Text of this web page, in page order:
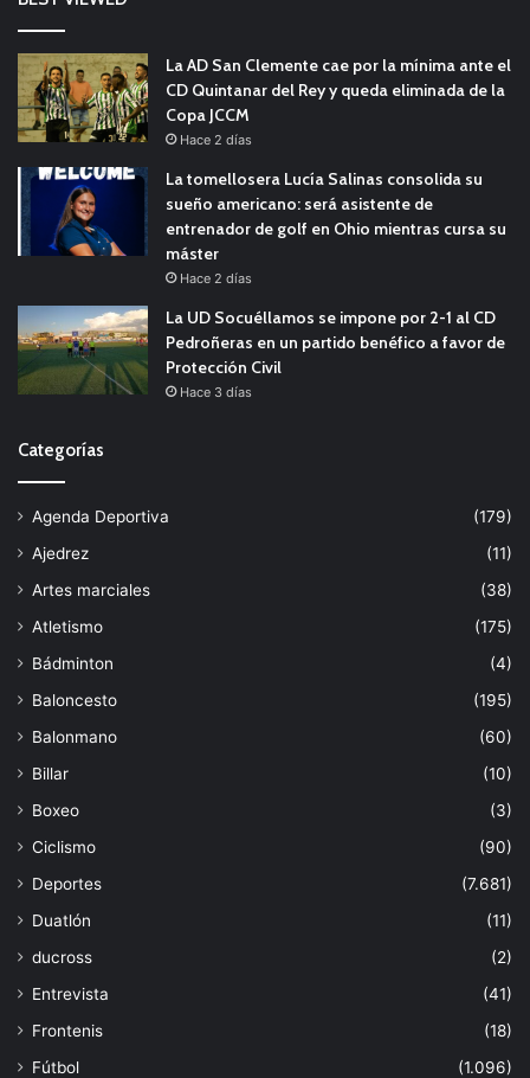
La AD San Clemente cae por la mínima ante el
CD Quintanar del Rey y queda eliminada de la
Copa JCCM
Hace 2 días
La tomellosera Lucía Salinas consolida su
sueño americano: será asistente de
entrenador de golf en Ohio mientras cursa su
máster
Hace 2 días
La UD Socuéllamos se impone por 2-1 al CD
Pedroñeras en un partido benéfico a favor de
Protección Civil
Hace 3 días
Categorías
Agenda Deportiva
(179)
Ajedrez
(11)
Artes marciales
(38)
Atletismo
(175)
Bádminton
(4)
Baloncesto
(195)
Balonmano
(60)
Billar
(10)
Boxeo
(3)
Ciclismo
(90)
Deportes
(7.681)
Duatlón
(11)
ducross
(2)
Entrevista
(41)
Frontenis
(18)
Fútbol
(1.096)